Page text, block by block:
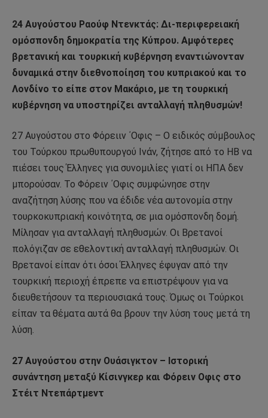
24 Αυγούστου Ραούφ Ντενκτάς: Δι-περιφερειακή
ομόσπονδη δημοκρατία της Κύπρου. Aμφότερες
βρετανική και τουρκική κυβέρνηση εναντιώνονταν
δυναμικά στην διεθνοποίηση του κυπριακού και το
Λονδίνο το είπε στον Μακάριο, με τη τουρκική
κυβέρνηση να υποστηρίζει ανταλλαγή πληθυσμών!
27 Αυγούστου στο Φόρειιν ΄Οφις – Ο ειδικός σύμβουλος
του Τούρκου πρωθυπουργού Ινάν, ζήτησε από το ΗΒ να
πιέσει τους Έλληνες για συνομιλίες γιατί οι ΗΠΑ δεν
μπορούσαν. Το Φόρειν ΄Οφις συμφώνησε στην
αναζήτηση λύσης που να έδιδε νέα αυτονομία στην
τουρκοκυπριακή κοινότητα, σε μια ομόσπονδη δομή.
Μίλησαν για ανταλλαγή πληθυσμών. Οι Βρετανοί
πολόγιζαν σε εθελοντική ανταλλαγή πληθυσμών. Οι
Βρετανοί είπαν ότι όσοι Έλληνες έφυγαν από την
τουρκική περιοχή έπρεπε να επιστρέψουν για να
διευθετήσουν τα περιουσιακά τους. Όμως οι Τούρκοι
είπαν τα θέματα αυτά θα βρουν την λύση τους μετά τη
λύση.
27 Αυγούστου στην Ουάσιγκτον – Ιστορική
συνάντηση μεταξύ Κίσινγκερ και Φόρειν Οφις στο
Στέιτ Ντεπάρτμεντ